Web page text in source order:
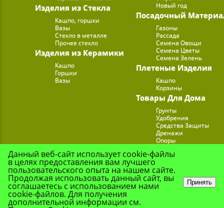
Изделия из Стекла
Кашпо, горшки
Вазы
Стекло в металле
Прочее стекло
Изделия из Керамики
Кашпо
Горшки
Вазы
Новый год
Посадочный
Газоны
Рассада
Семена Овощи
Семена Цветы
Семена Зелень
Плетеные Изделия
Кашпо
Корзины
Товары Для Дома
Грунты
Удобрения
Средства Защиты
Дренажи
Опоры
Подставки для Цветов
Данный веб-сайт использует cookie-файлы
в целях предоставления вам лучшего
пользовательского опыта на нашем сайте.
Продолжая использовать данный сайт, вы
соглашаетесь с использованием нами
cookie-файлов. Для получения
дополнительной информации см.
Принять